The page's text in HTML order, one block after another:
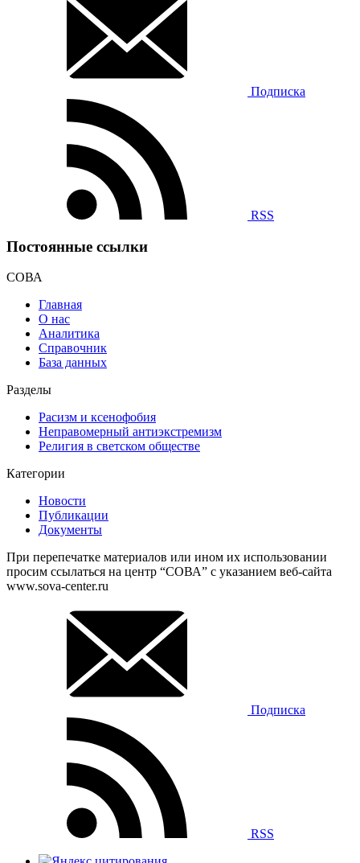
Подписка
RSS
Постоянные ссылки
СОВА
Главная
О нас
Аналитика
Справочник
База данных
Разделы
Расизм и ксенофобия
Неправомерный антиэкстремизм
Религия в светском обществе
Категории
Новости
Публикации
Документы
При перепечатке материалов или ином их использовании
просим ссылаться на центр “СОВА” с указанием веб-сайта
www.sova-center.ru
Подписка
RSS